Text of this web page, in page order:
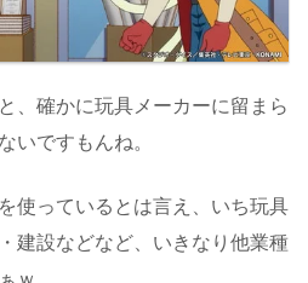
、確かに玩具メーカーに留まら
いですもんね。
使っているとは言え、いち玩具
建設などなど、いきなり他業種
ｗ